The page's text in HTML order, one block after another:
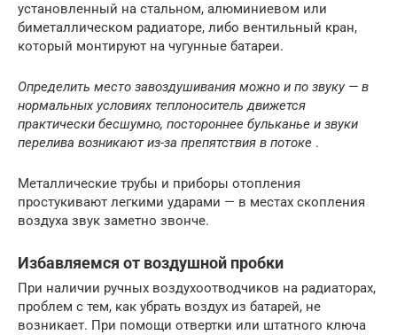
установленный на стальном, алюминиевом или
биметаллическом радиаторе, либо вентильный кран,
который монтируют на чугунные батареи.
Определить место завоздушивания можно и по звуку — в
нормальных условиях теплоноситель движется
практически бесшумно, постороннее бульканье и звуки
перелива возникают из-за препятствия в потоке .
Металлические трубы и приборы отопления
простукивают легкими ударами — в местах скопления
воздуха звук заметно звонче.
Избавляемся от воздушной пробки
При наличии ручных воздухоотводчиков на радиаторах,
проблем с тем, как убрать воздух из батарей, не
возникает. При помощи отвертки или штатного ключа